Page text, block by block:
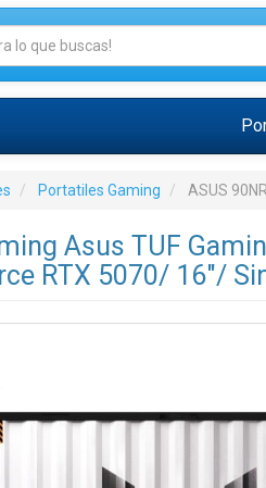
Portatiles Gaming ASUS
Asus TUF
RTX 5070/ 16"/